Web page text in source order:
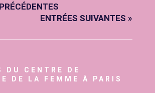
ENTRÉES SUIVANTES »
DU CENTRE DE
DE LA FEMME À PARIS